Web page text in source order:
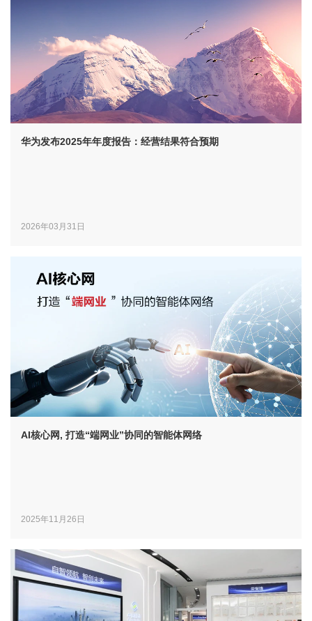
华为发布2025年年度报告：经营结果符合预期
2026年03月31日
AI核心网, 打造“端网业”协同的智能体网络
2025年11月26日